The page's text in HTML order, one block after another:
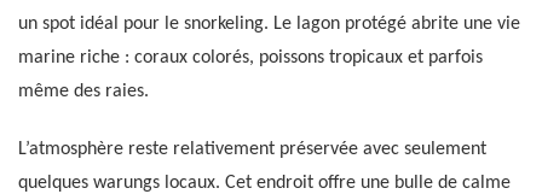
un spot idéal pour le snorkeling. Le lagon protégé abrite une vie
marine riche : coraux colorés, poissons tropicaux et parfois
même des raies.
L’atmosphère reste relativement préservée avec seulement
quelques warungs locaux. Cet endroit offre une bulle de calme